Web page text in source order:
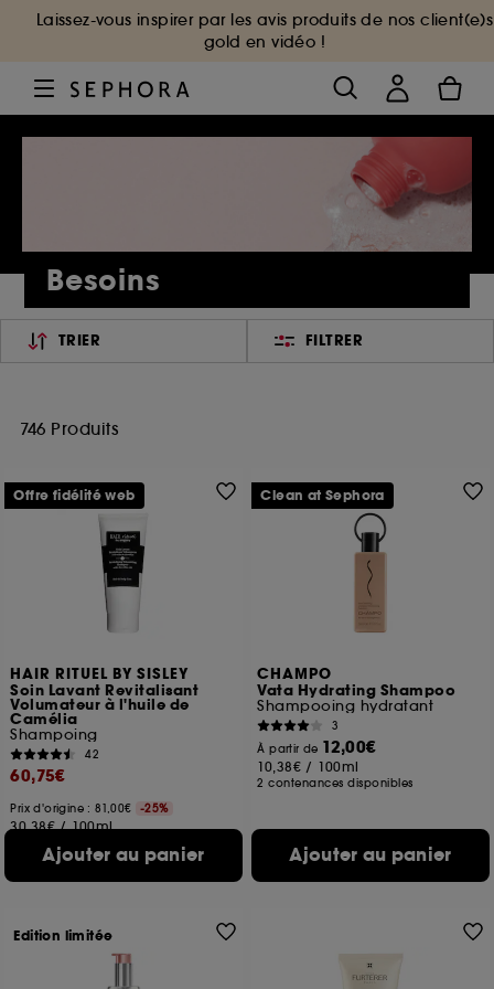
Laissez-vous inspirer par les avis produits de nos client(e)s
gold en vidéo !
Besoins
TRIER FILTRER
746 Produits
HAIR RITUEL BY SISLEY
Soin Lavant Revitalisant
Volumateur à l'huile de
Camélia
Shampoing
42
60,75€
Prix d'origine : 81,00€ -25%
30,38€ /100ml
Ajouter au panier
Offre fidélité web
CHAMPO
Vata Hydrating Shampoo
Shampooing hydratant
3
À partir de 12,00€
10,38€ / 100ml
2 contenances disponibles
Ajouter au panier
Clean at Sephora
Edition limitée